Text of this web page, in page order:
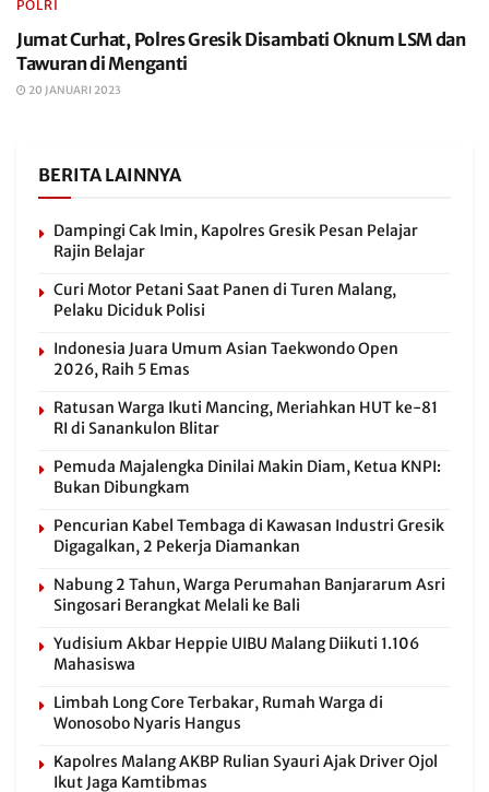
POLRI
Jumat Curhat, Polres Gresik Disambati Oknum LSM dan
Tawuran di Menganti
20 JANUARI 2023
BERITA LAINNYA
Dampingi Cak Imin, Kapolres Gresik Pesan Pelajar
Rajin Belajar
Curi Motor Petani Saat Panen di Turen Malang,
Pelaku Diciduk Polisi
Indonesia Juara Umum Asian Taekwondo Open
2026, Raih 5 Emas
Ratusan Warga Ikuti Mancing, Meriahkan HUT ke-81
RI di Sanankulon Blitar
Pemuda Majalengka Dinilai Makin Diam, Ketua KNPI:
Bukan Dibungkam
Pencurian Kabel Tembaga di Kawasan Industri Gresik
Digagalkan, 2 Pekerja Diamankan
Nabung 2 Tahun, Warga Perumahan Banjararum Asri
Singosari Berangkat Melali ke Bali
Yudisium Akbar Heppie UIBU Malang Diikuti 1.106
Mahasiswa
Limbah Long Core Terbakar, Rumah Warga di
Wonosobo Nyaris Hangus
Kapolres Malang AKBP Rulian Syauri Ajak Driver Ojol
Ikut Jaga Kamtibmas